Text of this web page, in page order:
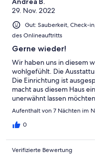
29. Nov. 2022
Gut: Sauberkeit, Check-
des Onlineauftritts
Gerne wieder!
Wir haben uns in diesem
wohlgefühlt. Die
Die Einrichtung ist
macht aus diesem Haus
unerwähnt lassen
an den Tagen, an denen
de las Angustias genossen!
Aufenthalt von 7 Nächten im
0
Verifizierte Bewertung